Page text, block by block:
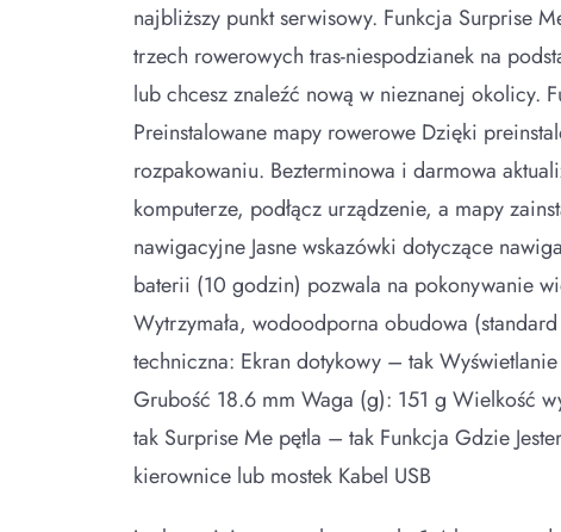
najbliższy punkt serwisowy. Funkcja Surprise
trzech rowerowych tras-niespodzianek na
lub chcesz znaleźć nową w nieznanej okolicy.
Preinstalowane mapy rowerowe Dzięki
rozpakowaniu. Bezterminowa i darmowa
komputerze, podłącz urządzenie, a mapy
nawigacyjne Jasne wskazówki dotyczące
baterii (10 godzin) pozwala na pokonywanie
Wytrzymała, wodoodporna obudowa
techniczna: Ekran dotykowy – tak
Grubość 18.6 mm Waga (g): 151 g Wielkość
tak Surprise Me pętla – tak Funkcja Gdzie
kierownice lub mostek Kabel USB